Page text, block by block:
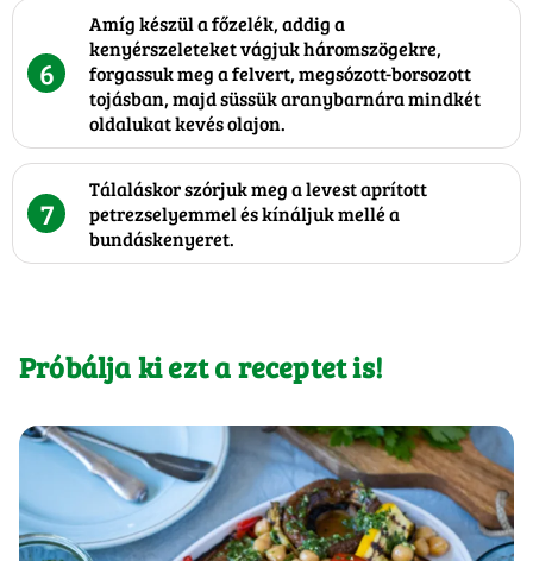
6
Amíg készül a főzelék, addig a
kenyérszeleteket vágjuk háromszögekre,
forgassuk meg a felvert, megsózott-borsozott
tojásban, majd süssük aranybarnára mindkét
oldalukat kevés olajon.
7
Tálaláskor szórjuk meg a levest aprított
petrezselyemmel és kínáljuk mellé a
bundáskenyeret.
Próbálja ki ezt a receptet is!